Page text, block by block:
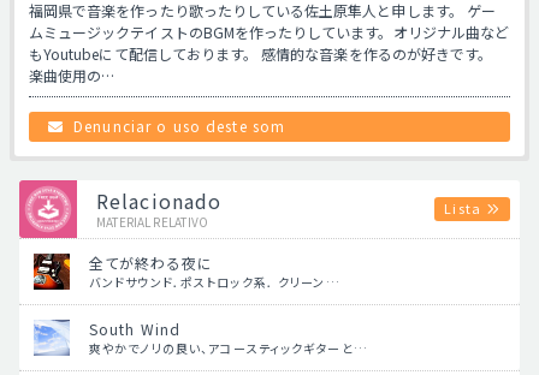
福岡県で音楽を作ったり歌ったりしている佐土原隼人と申します。 ゲー
ムミュージックテイストのBGMを作ったりしています。オリジナル曲など
もYoutubeにて配信しております。 感情的な音楽を作るのが好きです。
楽曲使用の…
Denunciar o uso deste som
Relacionado
MATERIAL RELATIVO
Lista
全てが終わる夜に
バンドサウンド．ポストロック系． クリーン…
South Wind
爽やかでノリの良い、アコースティックギターと…